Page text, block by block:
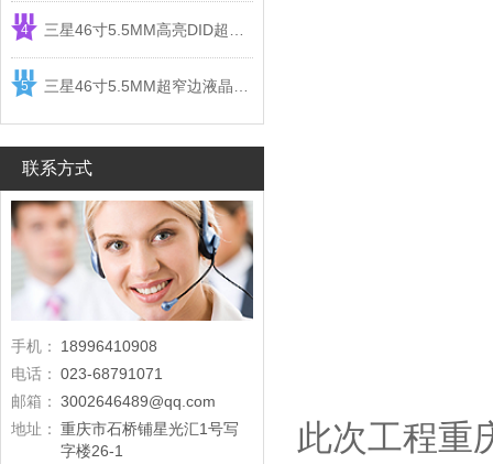
4
5
联系方式
手机：
18996410908
电话： 023-68791071
邮箱： 3002646489@qq.com
地址： 重庆市石桥铺星光汇1号写
字楼26-1
此次工程重